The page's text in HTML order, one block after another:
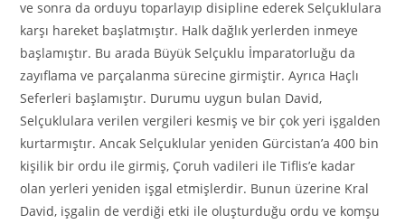
ve sonra da orduyu toparlayıp disipline ederek Selçuklulara
karşı hareket başlatmıştır. Halk dağlık yerlerden inmeye
başlamıştır. Bu arada Büyük Selçuklu İmparatorluğu da
zayıflama ve parçalanma sürecine girmiştir. Ayrıca Haçlı
Seferleri başlamıştır. Durumu uygun bulan David,
Selçuklulara verilen vergileri kesmiş ve bir çok yeri işgalden
kurtarmıştır. Ancak Selçuklular yeniden Gürcistan’a 400 bin
kişilik bir ordu ile girmiş, Çoruh vadileri ile Tiflis’e kadar
olan yerleri yeniden işgal etmişlerdir. Bunun üzerine Kral
David, işgalin de verdiği etki ile oluşturduğu ordu ve komşu